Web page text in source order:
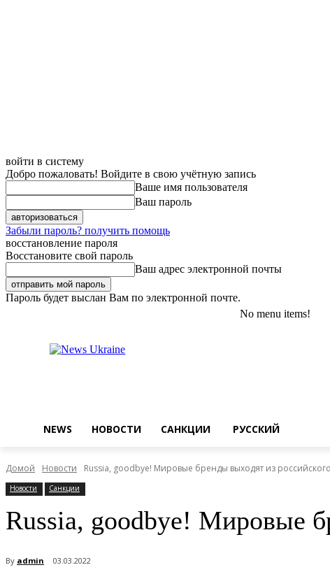
войти в систему
Добро пожаловать! Войдите в свою учётную запись
Ваше имя пользователя
Ваш пароль
Забыли пароль? получить помощь
восстановление пароля
Восстановите свой пароль
Ваш адрес электронной почты
Пароль будет выслан Вам по электронной почте.
No menu items!
NEWS НОВОСТИ САНКЦИИ РУССКИЙ
Домой Новости Russia, goodbye! Мировые бренды выходят из
Новости Санкции
Russia, goodbye! Мировые
By admin 03.03.2022